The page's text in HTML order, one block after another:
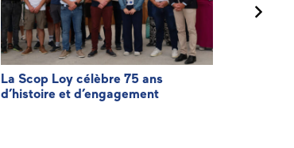
La Scop Loy célèbre 75 ans
d’histoire et d’engagement